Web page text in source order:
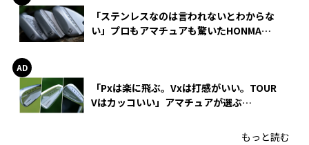
「ステンレスなのは言われないとわからな
い」プロもアマチュアも驚いたHONMA
「Pxは楽に飛ぶ。Vxは打感がいい。TOUR
Vはカッコいい」アマチュアが選ぶ
もっと読む